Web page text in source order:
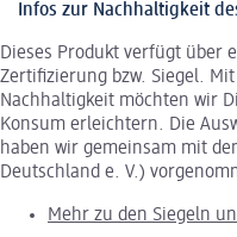
Infos zur Nachhaltigkeit
Dieses Produkt verfügt über
Zertifizierung bzw. Siegel.
Nachhaltigkeit möchten wir
Konsum erleichtern. Die
haben wir gemeinsam mit
Deutschland e. V.)
Mehr zu den Siegeln